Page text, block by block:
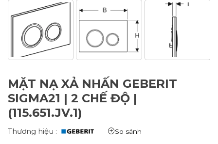
MẶT NẠ XẢ NHẤN GEBERIT
SIGMA21 | 2 CHẾ ĐỘ |
(115.651.JV.1)
Thương hiệu : So sánh